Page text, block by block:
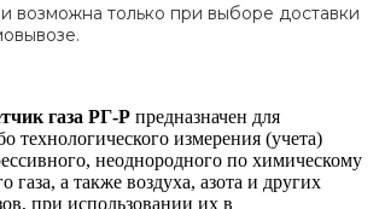
возможна только при выборе доставки
газа РГ-Р предназначен для
технологического измерения (учета)
неоднородного по химическому
газа, а также воздуха, азота и других
при использовании их в